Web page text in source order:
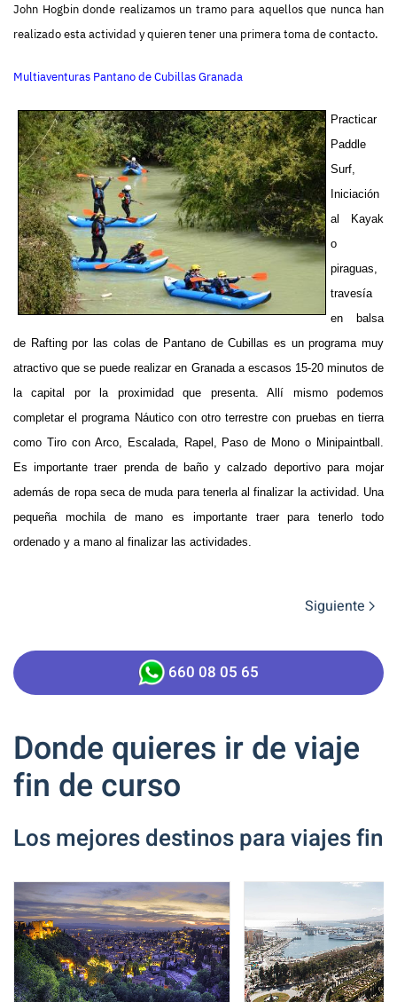
John Hogbin donde realizamos un tramo para aquellos que nunca han
realizado esta actividad y quieren tener una primera toma de contacto.
Multiaventuras Pantano de Cubillas Granada
Practicar
Paddle
Surf,
Iniciación
al Kayak
o
piraguas,
travesía
en balsa
de Rafting por las colas de Pantano de Cubillas es un programa muy
atractivo que se puede realizar en Granada a escasos 15-20 minutos de
la capital por la proximidad que presenta. Allí mismo podemos
completar el programa Náutico con otro terrestre con pruebas en tierra
como Tiro con Arco, Escalada, Rapel, Paso de Mono o Minipaintball.
Es importante traer prenda de baño y calzado deportivo para mojar
además de ropa seca de muda para tenerla al finalizar la actividad. Una
pequeña mochila de mano es importante traer para tenerlo todo
ordenado y a mano al finalizar las actividades.
Siguiente
660 08 05 65
Donde quieres ir de viaje
fin de curso
Los mejores destinos para viajes fin